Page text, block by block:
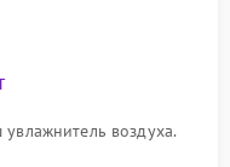
воздуха.